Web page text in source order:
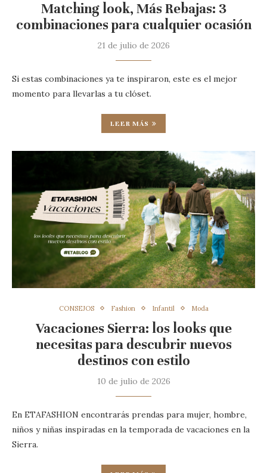
Matching look, Más Rebajas: 3
combinaciones para cualquier ocasión
21 de julio de 2026
Si estas combinaciones ya te inspiraron, este es el mejor
momento para llevarlas a tu clóset.
LEER MÁS
CONSEJOS Fashion Infantil Moda
Vacaciones Sierra: los looks que
necesitas para descubrir nuevos
destinos con estilo
10 de julio de 2026
En ETAFASHION encontrarás prendas para mujer, hombre,
niños y niñas inspiradas en la temporada de vacaciones en la
Sierra.